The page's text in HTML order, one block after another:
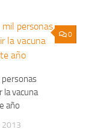
0
personas
la vacuna
año
2013